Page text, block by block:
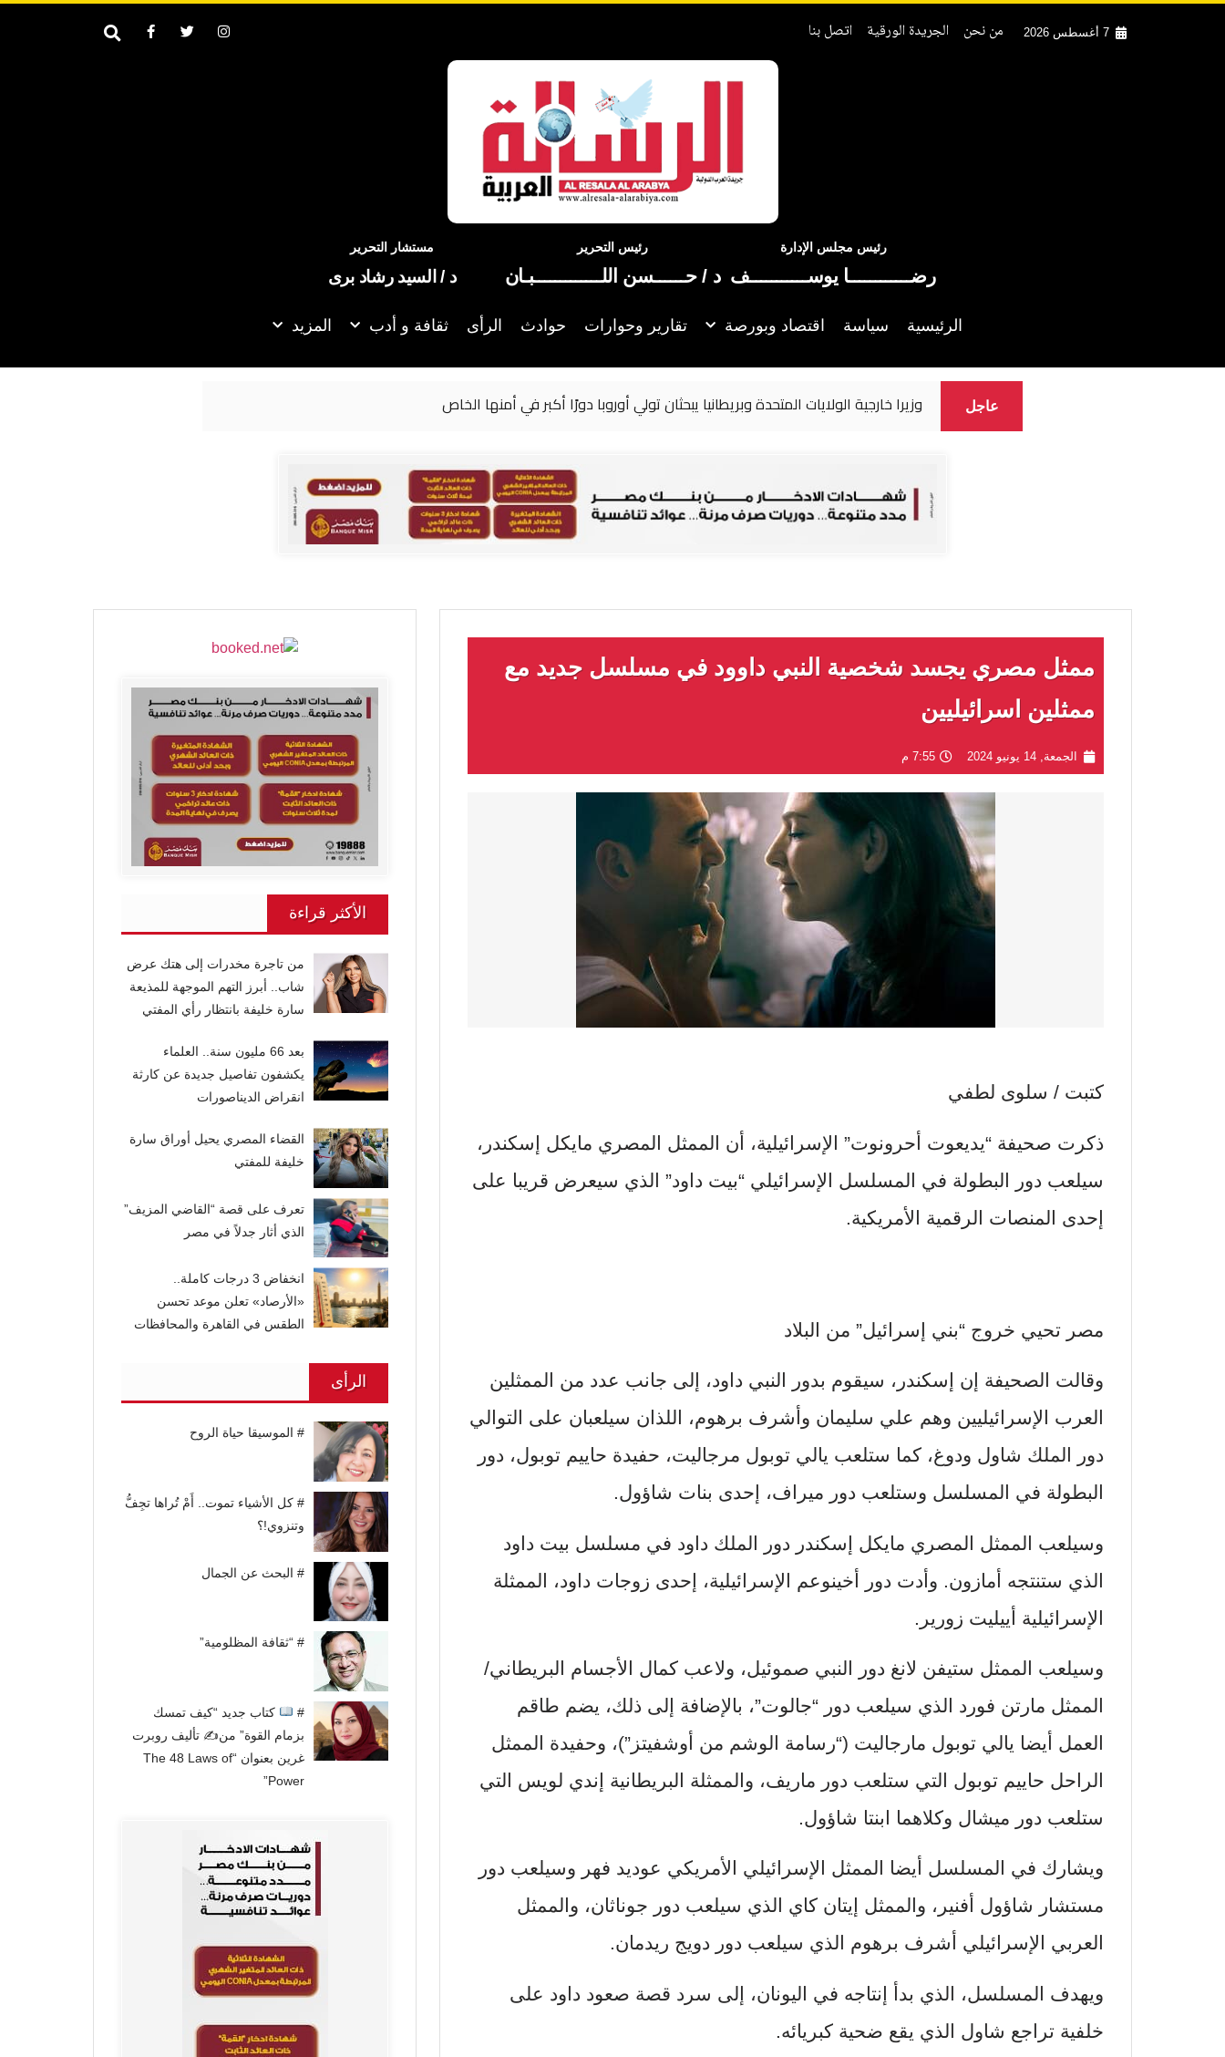
7 أغسطس 2026 من نحن الجريدة الورقية اتصل بنا
رئيس مجلس الإدارة
رضــــــــــــا يوســـــــــــف
رئيس التحرير
د / حــــــسن اللـــــــــــــبـان
مستشار التحرير
د / السيد رشاد برى
الرئيسية سياسة اقتصاد وبورصة تقارير وحوارات حوادث الرأى ثقافة و أدب المزيد
عاجل الأمم المتحدة تدعو إلى تسريع التقدم في العملية السياسية بجنوب السودان
ممثل مصري يجسد شخصية النبي داوود في مسلسل جديد مع
ممثلين اسرائيليين
الجمعة, 14 يونيو 2024 7:55 م
كتبت / سلوى لطفي
ذكرت صحيفة “يديعوت أحرونوت” الإسرائيلية، أن الممثل المصري مايكل إسكندر،
سيلعب دور البطولة في المسلسل الإسرائيلي “بيت داود” الذي سيعرض قريبا على
إحدى المنصات الرقمية الأمريكية.
مصر تحيي خروج “بني إسرائيل” من البلاد
وقالت الصحيفة إن إسكندر، سيقوم بدور النبي داود، إلى جانب عدد من الممثلين
العرب الإسرائيليين وهم علي سليمان وأشرف برهوم، اللذان سيلعبان على التوالي
دور الملك شاول ودوغ، كما ستلعب يالي توبول مرجاليت، حفيدة حاييم توبول، دور
البطولة في المسلسل وستلعب دور ميراف، إحدى بنات شاؤول.
وسيلعب الممثل المصري مايكل إسكندر دور الملك داود في مسلسل بيت داود
الذي ستنتجه أمازون. وأدت دور أخينوعم الإسرائيلية، إحدى زوجات داود، الممثلة
الإسرائيلية أييليت زورير.
وسيلعب الممثل ستيفن لانغ دور النبي صموئيل، ولاعب كمال الأجسام البريطاني/
الممثل مارتن فورد الذي سيلعب دور “جالوت”، بالإضافة إلى ذلك، يضم طاقم
العمل أيضا يالي توبول مارجاليت (“رسامة الوشم من أوشفيتز”)، وحفيدة الممثل
الراحل حاييم توبول التي ستلعب دور ماريف، والممثلة البريطانية إندي لويس التي
ستلعب دور ميشال وكلاهما ابنتا شاؤول.
ويشارك في المسلسل أيضا الممثل الإسرائيلي الأمريكي عوديد فهر وسيلعب دور
مستشار شاؤول أفنير، والممثل إيتان كاي الذي سيلعب دور جوناثان، والممثل
العربي الإسرائيلي أشرف برهوم الذي سيلعب دور دويج ريدمان.
ويهدف المسلسل، الذي بدأ إنتاجه في اليونان، إلى سرد قصة صعود داود على
خلفية تراجع شاول الذي يقع ضحية كبريائه.
الأكثر قراءة
من تاجرة مخدرات إلى هتك عرض
شاب.. أبرز التهم الموجهة للمذيعة
سارة خليفة بانتظار رأي المفتي
بعد 66 مليون سنة.. العلماء
يكشفون تفاصيل جديدة عن كارثة
انقراض الديناصورات
القضاء المصري يحيل أوراق سارة
خليفة للمفتي
تعرف على قصة “القاضي المزيف”
الذي أثار جدلاً في مصر
انخفاض 3 درجات كاملة..
«الأرصاد» تعلن موعد تحسن
الطقس في القاهرة والمحافظات
الرأى
# الموسيقا حياة الروح
# كل الأشياء تموت.. أَمْ تُراها تجِفُّ
وتنزوي!؟
# البحث عن الجمال
# “ثقافة المظلومية”
#
كتاب جديد “كيف تمسك
بزمام القوة” من✍ تأليف روبرت
غرين بعنوان “The 48 Laws of
Power”